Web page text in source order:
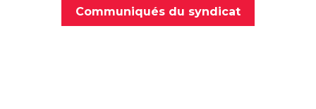
Communiqués du syndicat